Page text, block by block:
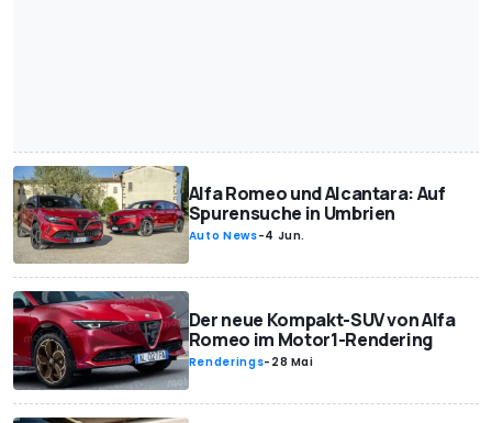
Alfa Romeo und Alcantara: Auf
Spurensuche in Umbrien
Auto News-4 Jun.
Der neue Kompakt-SUV von Alfa
Romeo im Motor1-Rendering
Renderings- 28 Mai